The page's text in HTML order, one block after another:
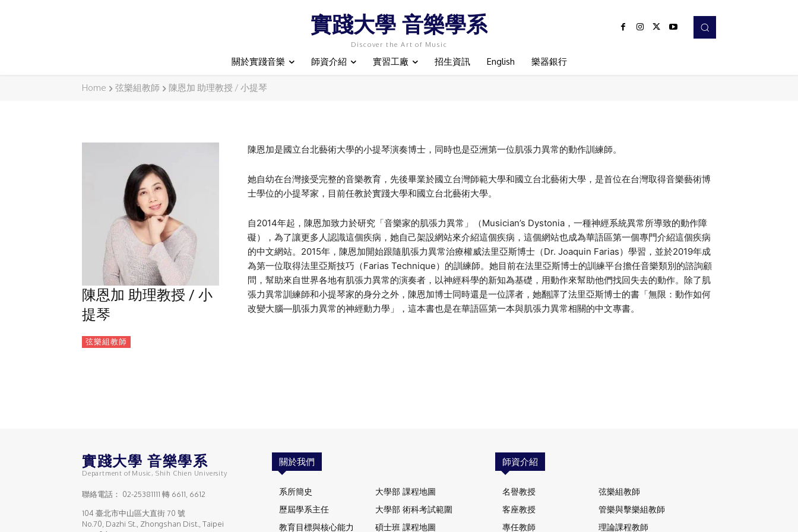
實踐大學 音樂學系
Discover the Art of Music
關於實踐音樂 師資介紹 實習工廠 招生資訊 English 樂器銀行
Home 弦樂組教師 陳恩加 助理教授 / 小提琴
陳恩加 助理教授 / 小
提琴
弦樂組教師
陳恩加是國立台北藝術大學的小提琴演奏博士，同時也是亞洲第一位肌張力異常的動作訓練師。
她自幼在台灣接受完整的音樂教育，先後畢業於國立台灣師範大學和國立台北藝術大學，是首位在台灣取得音樂藝術博
士學位的小提琴家，目前任教於實踐大學和國立台北藝術大學。
自2014年起，陳恩加致力於研究「音樂家的肌張力異常」（Musician’s Dystonia，一種神經系統異常所導致的動作障
礙），為了讓更多人認識這個疾病，她自己架設網站來介紹這個疾病，這個網站也成為華語區第一個專門介紹這個疾病
的中文網站。2015年，陳恩加開始跟隨肌張力異常治療權威法里亞斯博士（Dr. Joaquin Farias）學習，並於2019年成
為第一位取得法里亞斯技巧（Farias Technique）的訓練師。她目前在法里亞斯博士的訓練平台擔任音樂類別的諮詢顧
問，幫助來自世界各地有肌張力異常的演奏者，以神經科學的新知為基礎，用動作來幫助他們找回失去的動作。除了肌
張力異常訓練師和小提琴家的身分之外，陳恩加博士同時還是一位譯者，她翻譯了法里亞斯博士的書「無限：動作如何
改變大腦―肌張力異常的神經動力學」，這本書也是在華語區第一本與肌張力異常相關的中文專書。
實踐大學 音樂學系
Department of Music, Shih Chien University
聯絡電話： 02-25381111 轉 6611, 6612
104 臺北市中山區大直街 70 號
No.70, Dazhi St., Zhongshan Dist., Taipei
關於我們
系所簡史
歷屆學系主任
教育目標與核心能力
大學部 課程地圖
大學部 術科考試範圍
碩士班 課程地圖
師資介紹
名譽教授
客座教授
專任教師
弦樂組教師
管樂與擊樂組教師
理論課程教師